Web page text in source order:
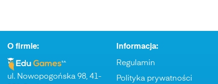
O firmie:
ul. Nowopogońska 98, 41-
Informacja:
Regulamin
Polityka prywatności